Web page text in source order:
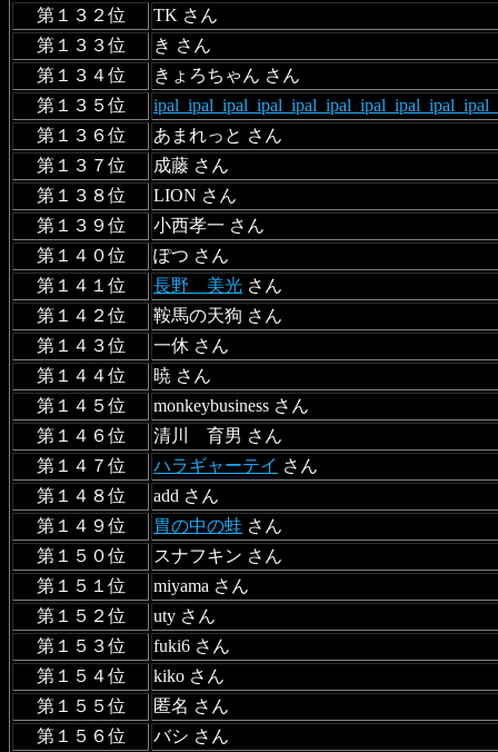
第１３２位
TK さん
第１３３位
き さん
第１３４位
きょろちゃん さん
第１３５位
ipal_ipal_ipal_ipal_ipal_ipal_ipal_ipal_ipal_ipal_
第１３６位
あまれっと さん
第１３７位
成藤 さん
第１３８位
LION さん
第１３９位
小西孝一 さん
第１４０位
ぽつ さん
第１４１位
長野 美光 さん
第１４２位
鞍馬の天狗 さん
第１４３位
一休 さん
第１４４位
暁 さん
第１４５位
monkeybusiness さん
第１４６位
清川 育男 さん
第１４７位
ハラギャーテイ さん
第１４８位
add さん
第１４９位
胃の中の蛙 さん
第１５０位
スナフキン さん
第１５１位
miyama さん
第１５２位
uty さん
第１５３位
fuki6 さん
第１５４位
kiko さん
第１５５位
匿名 さん
第１５６位
バシ さん